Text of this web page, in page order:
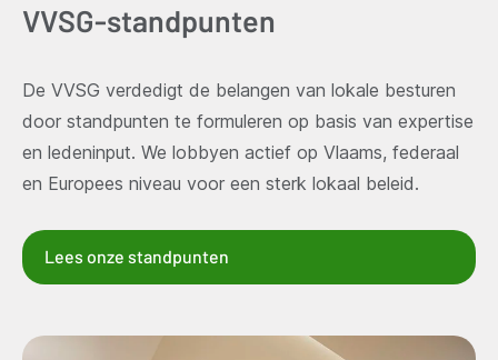
VVSG-standpunten
De VVSG verdedigt de belangen van lokale besturen
door standpunten te formuleren op basis van expertise
en ledeninput. We lobbyen actief op Vlaams, federaal
en Europees niveau voor een sterk lokaal beleid.
Lees onze standpunten